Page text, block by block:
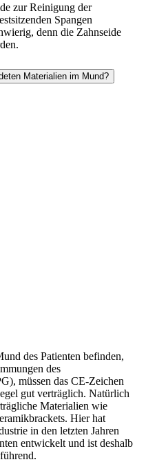
zur Reinigung der
Spangen
denn die Zahnseide
Materialien im Mund?
des Patienten befinden,
des
müssen das CE-Zeichen
gut verträglich. Natürlich
Materialien wie
Hier hat
in den letzten Jahren
entwickelt und ist deshalb